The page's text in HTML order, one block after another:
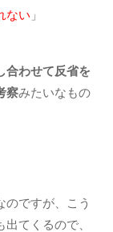
ない 」
合わせて反省を
察みたいなもの
のですが、こう
てくるので、